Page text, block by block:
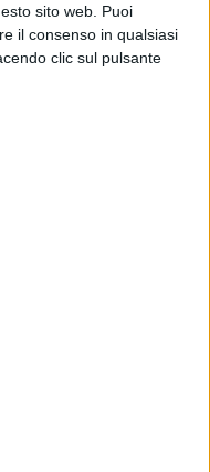
sito web. Puoi
il consenso in qualsiasi
clic sul pulsante
struttura abbandonata
i soccorsi. L'uomo era
della chiesa di San
per assistere alla